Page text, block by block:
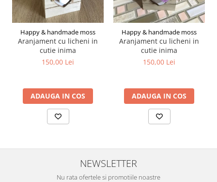
Happy & handmade moss
Aranjament cu licheni in
cutie inima
150,00 Lei
ADAUGA IN COS
Happy & handmade moss
Aranjament cu licheni in
cutie inima
150,00 Lei
ADAUGA IN COS
NEWSLETTER
Nu rata ofertele si promotiile noastre